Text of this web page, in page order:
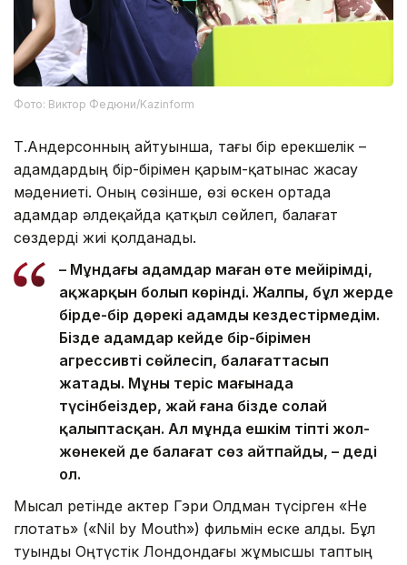
Фото: Виктор Федюни/Kazinform
Т.Андерсонның айтуынша, тағы бір ерекшелік –
адамдардың бір-бірімен қарым-қатынас жасау
мәдениеті. Оның сөзінше, өзі өскен ортада
адамдар әлдеқайда қатқыл сөйлеп, балағат
сөздерді жиі қолданады.
– Мұндағы адамдар маған өте мейірімді,
ақжарқын болып көрінді. Жалпы, бұл жерде
бірде-бір дөрекі адамды кездестірмедім.
Бізде адамдар кейде бір-бірімен
агрессивті сөйлесіп, балағаттасып
жатады. Мұны теріс мағынада
түсінбеңіздер, жай ғана бізде солай
қалыптасқан. Ал мұнда ешкім тіпті жол-
жөнекей де балағат сөз айтпайды, – деді
ол.
Мысал ретінде актер Гэри Олдман түсірген «Не
глотать» («Nil by Mouth») фильмін еске алды. Бұл
туынды Оңтүстік Лондондағы жұмысшы таптың